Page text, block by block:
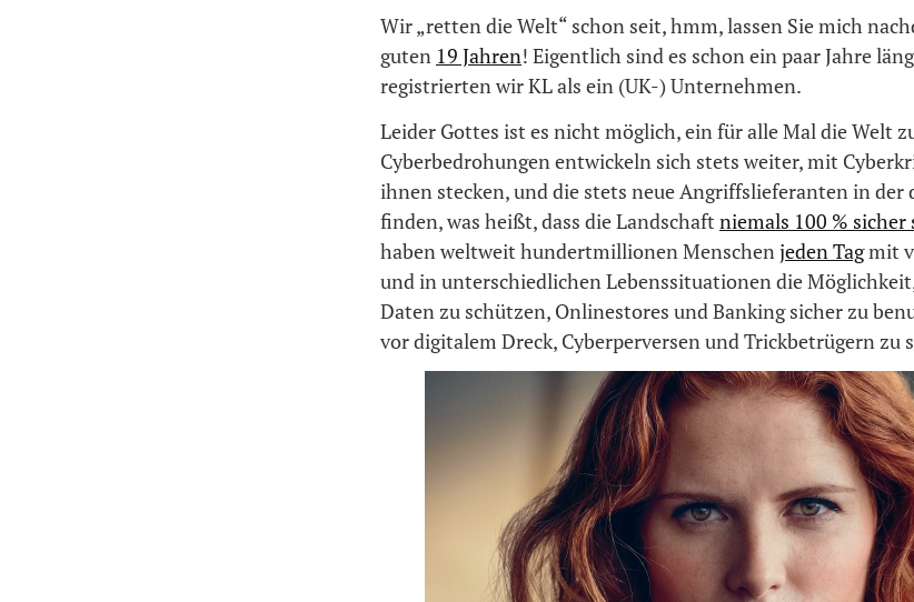
Wir „retten die Welt“ schon seit, hmm, lassen Sie mich
guten 19 Jahren! Eigentlich sind es schon ein paar Jahre
registrierten wir KL als ein (UK-) Unternehmen.
Leider Gottes ist es nicht möglich, ein für alle Mal die Welt
Cyberbedrohungen entwickeln sich stets weiter, mit
ihnen stecken, und die stets neue Angriffslieferanten in der
finden, was heißt, dass die Landschaft niemals 100 % sicher
haben weltweit hundertmillionen Menschenjeden Tagmit
und in unterschiedlichen Lebenssituationen die
Daten zu schützen, Onlinestores und Banking sicher zu
vor digitalem Dreck, Cyberperversen und Trickbetrügern zu